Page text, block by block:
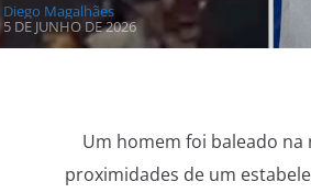
Diego Magalhães
5 DE JUNHO DE 2026
Um homem foi baleado na
proximidades de um